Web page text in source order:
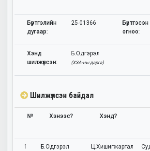
Бүртгэлийн
дугаар:
25-01366
Бүртгэсэн
огноо:
Хэнд
шилжүүлсэн:
Б.Одгэрэл
(ХЗА-ны дарга)
Шилжүүлсэн байдал
№ Хэнээс? Хэнд?
1 Б.Одгэрэл Ц.Хишигжаргал